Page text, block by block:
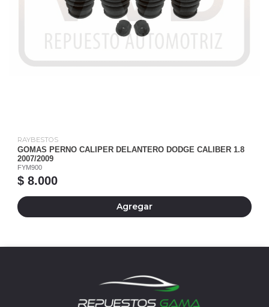
RAYBESTOS
GOMAS PERNO CALIPER DELANTERO DODGE CALIBER 1.8
2007/2009
FYM900
$ 8.000
Agregar